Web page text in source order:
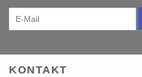
KONTAKT